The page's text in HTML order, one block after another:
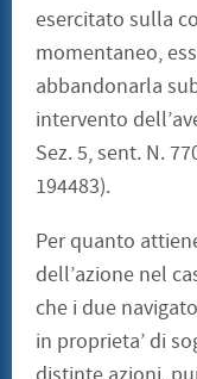
esercitato sulla
momentaneo,
abbandonarla
intervento
Sez. 5, sent. N.
194483).
Per quanto
dell’azione nel
che i due
in proprieta’ di